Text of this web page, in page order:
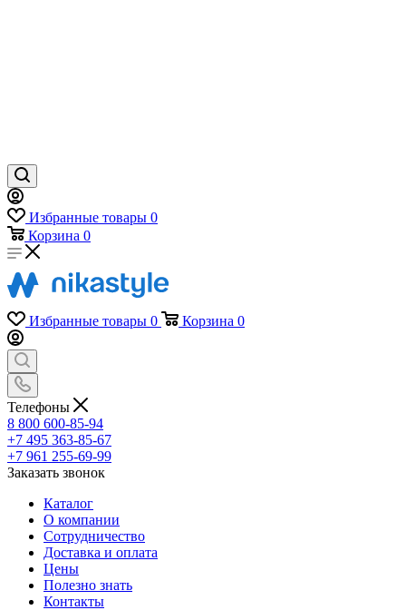
Избранные товары 0
Корзина 0
Избранные товары 0 Корзина 0
Телефоны
8 800 600-85-94
+7 495 363-85-67
+7 961 255-69-99
Заказать звонок
Каталог
О компании
Сотрудничество
Доставка и оплата
Цены
Полезно знать
Контакты